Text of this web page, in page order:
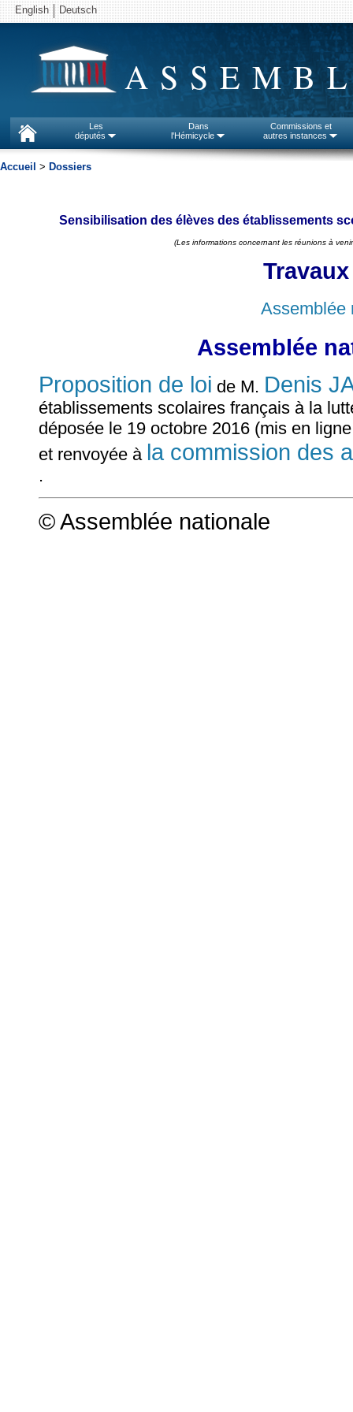
English Deutsch
Les
députés
Dans
l'Hémicycle
Commissions et
autres instances
Accueil > Dossiers
Sensibilisation des élèves des établissements
(Les informations concernant les réunions à
Assemblée
Assemblée
Proposition de loi de M. Denis
établissements scolaires français à la
déposée le 19 octobre 2016 (mis en
et renvoyée à la commission des
.
© Assemblée nationale